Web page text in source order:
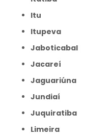
Itu
Itupeva
Jaboticabal
Jacareí
Jaguariúna
Jundiaí
Juquiratiba
Limeira